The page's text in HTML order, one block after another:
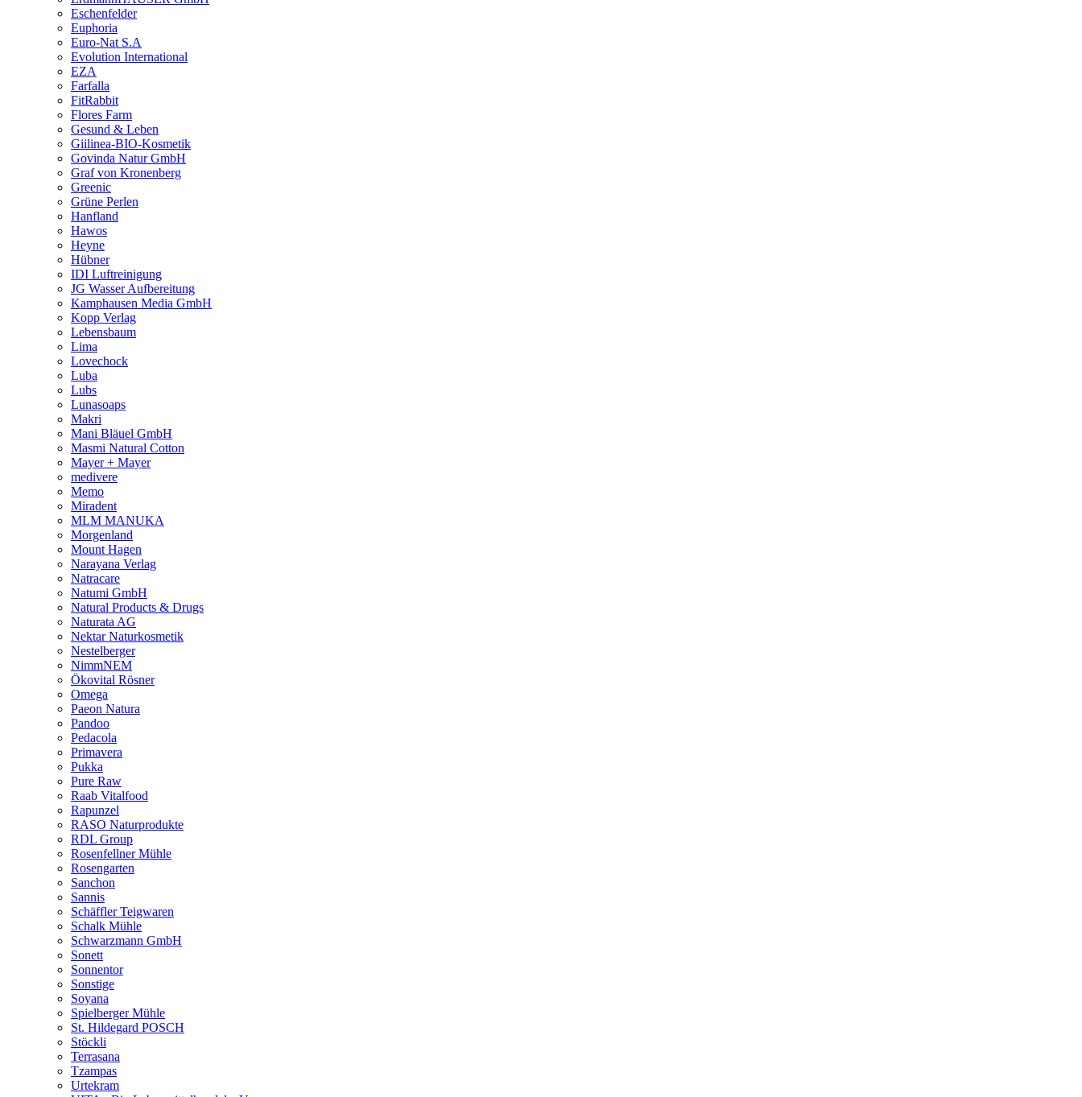
Eschenfelder
Euphoria
Euro-Nat S.A
Evolution International
EZA
Farfalla
FitRabbit
Flores Farm
Gesund & Leben
Giilinea-BIO-Kosmetik
Govinda Natur GmbH
Graf von Kronenberg
Greenic
Grüne Perlen
Hanfland
Hawos
Heyne
Hübner
IDI Luftreinigung
JG Wasser Aufbereitung
Kamphausen Media GmbH
Kopp Verlag
Lebensbaum
Lima
Lovechock
Luba
Lubs
Lunasoaps
Makri
Mani Bläuel GmbH
Masmi Natural Cotton
Mayer + Mayer
medivere
Memo
Miradent
MLM MANUKA
Morgenland
Mount Hagen
Narayana Verlag
Natracare
Natumi GmbH
Natural Products & Drugs
Naturata AG
Nektar Naturkosmetik
Nestelberger
NimmNEM
Ökovital Rösner
Omega
Paeon Natura
Pandoo
Pedacola
Primavera
Pukka
Pure Raw
Raab Vitalfood
Rapunzel
RASO Naturprodukte
RDL Group
Rosenfellner Mühle
Rosengarten
Sanchon
Sannis
Schäffler Teigwaren
Schalk Mühle
Schwarzmann GmbH
Sonett
Sonnentor
Sonstige
Soyana
Spielberger Mühle
St. Hildegard POSCH
Stöckli
Terrasana
Tzampas
Urtekram